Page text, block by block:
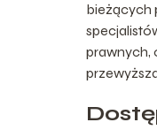
bieżących
prawnych,